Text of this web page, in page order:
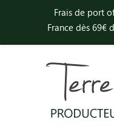
Frais de port
France dès 69€